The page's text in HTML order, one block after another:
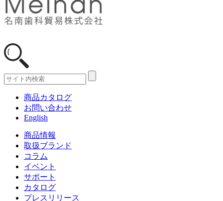
商品カタログ
お問い合わせ
English
商品情報
取扱ブランド
コラム
イベント
サポート
カタログ
プレスリリース